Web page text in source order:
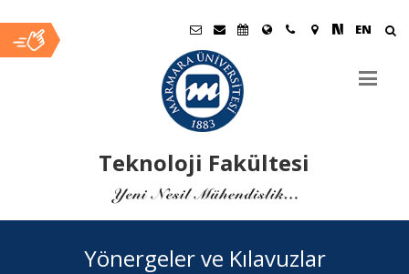
EN
Teknoloji Fakültesi
Yönergeler ve Kılavuzlar